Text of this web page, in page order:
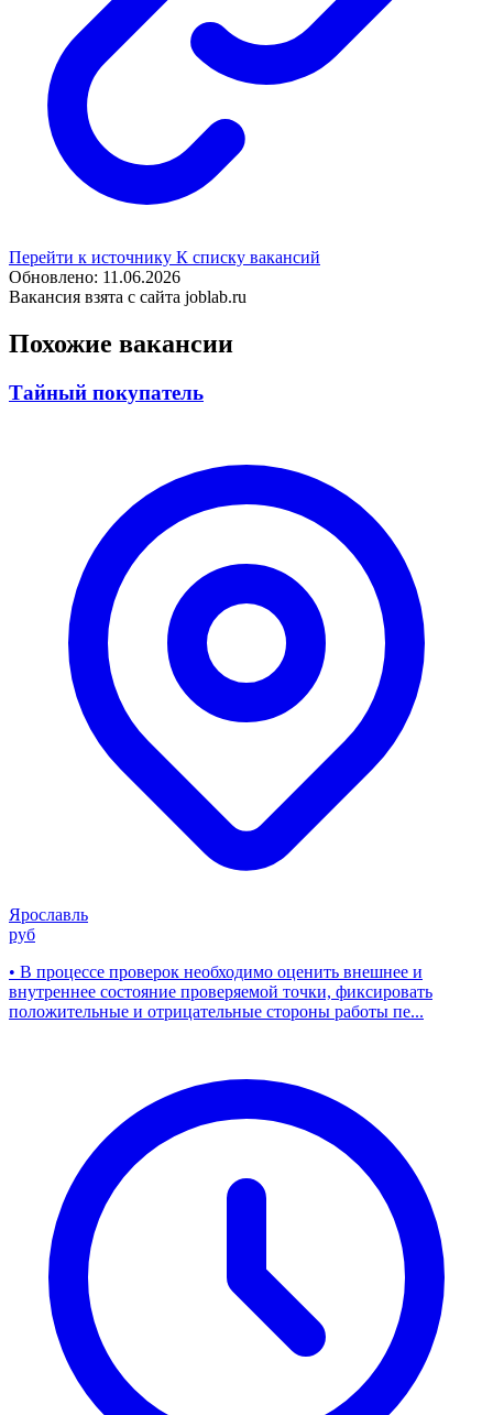
Перейти к источнику К списку вакансий
Обновлено: 11.06.2026
Вакансия взята с сайта joblab.ru
Похожие вакансии
Тайный покупатель
Ярославль
руб
• В процессе проверок необходимо оценить внешнее и
внутреннее состояние проверяемой точки, фиксировать
положительные и отрицательные стороны работы пе...